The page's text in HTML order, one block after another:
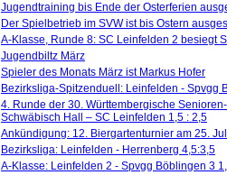
Jugendtraining bis Ende der Osterferien
Der Spielbetrieb im SVW ist bis Ostern
A-Klasse, Runde 8: SC Leinfelden 2 besiegt
Jugendbiltz März
Spieler des Monats März ist Markus Hofer
Bezirksliga-Spitzenduell: Leinfelden - Spvgg
4. Runde der 30. Württembergische
Schwäbisch Hall – SC Leinfelden 1,5 : 2,5
Ankündigung: 12. Biergartenturnier am 25.
Bezirksliga: Leinfelden - Herrenberg 4,5:3,5
A-Klasse: Leinfelden 2 - Spvgg Böblingen 3